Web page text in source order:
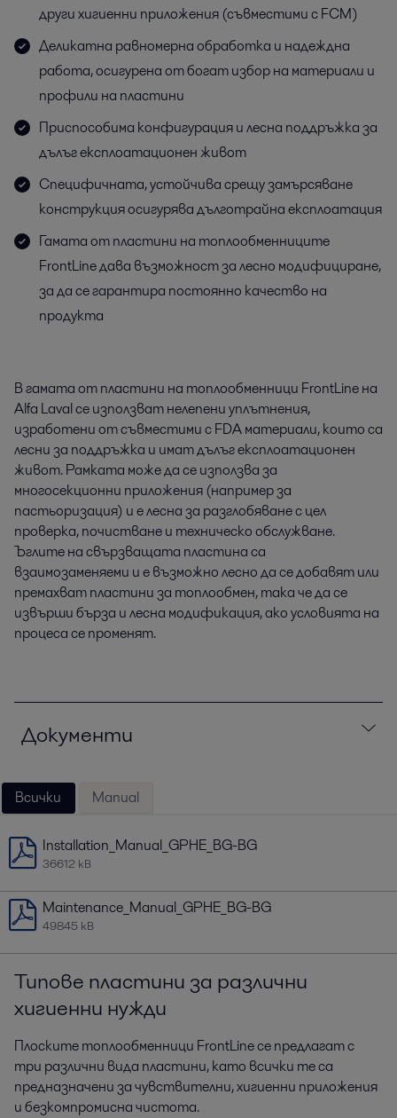
други хигиенни приложения (съвместими с FCM)
Деликатна равномерна обработка и надеждна
работа, осигурена от богат избор на материали и
профили на пластини
Приспособима конфигурация и лесна поддръжка за
дълъг експлоатационен живот
Специфичната, устойчива срещу замърсяване
конструкция осигурява дълготрайна експлоатация
Гамата от пластини на топлообменниците
FrontLine дава възможност за лесно модифициране,
за да се гарантира постоянно качество на
продукта
В гамата от пластини на топлообменници FrontLine на
Alfa Laval се използват нелепени уплътнения,
изработени от съвместими с FDA материали, които са
лесни за поддръжка и имат дълъг експлоатационен
живот. Рамката може да се използва за
многосекционни приложения (например за
пастьоризация) и е лесна за разглобяване с цел
проверка, почистване и техническо обслужване.
Ъглите на свързващата пластина са
взаимозаменяеми и е възможно лесно да се добавят или
премахват пластини за топлообмен, така че да се
извърши бърза и лесна модификация, ако условията на
процеса се променят.
Документи
Всички Manual
Installation_Manual_GPHE_BG-BG
36612 kB
Maintenance_Manual_GPHE_BG-BG
49845 kB
Типове пластини за различни
хигиенни нужди
Плоските топлообменници FrontLine се предлагат с
три различни вида пластини, като всички те са
предназначени за чувствителни, хигиенни приложения
и безкомпромисна чистота.